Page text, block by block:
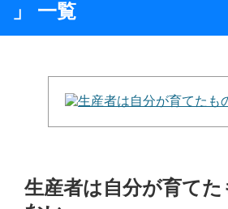
」 一覧
生産者は自分が育て